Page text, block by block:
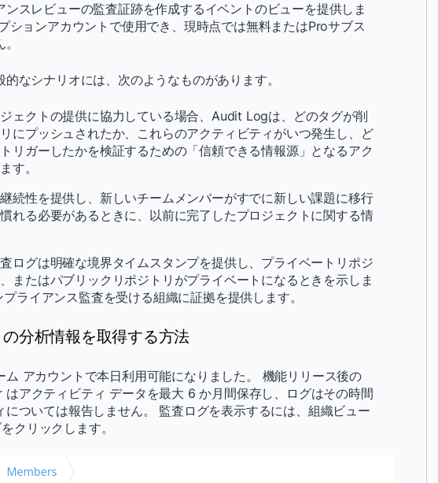
スレビューの監査証跡を作成するイベントのビューを提供しま
ションアカウントで使用でき、現時点では無料またはProサブス
なシナリオには、次のようなものがあります。
ェクトの提供に協力している場合、Audit Logは、どのタグが削
にプッシュされたか、これらのアクティビティがいつ発生し、ど
リガーしたかを検証するための「信頼できる情報源」となるアク
す。
続性を提供し、新しいチームメンバーがすでに新しい課題に移行
れる必要があるときに、以前に完了したプロジェクトに関する情
ログは明確な境界タイムスタンプを提供し、プライベートリポジ
またはパブリックリポジトリがプライベートになるときを示しま
ライアンス監査を受ける組織に証拠を提供します。
分析情報を取得する方法
アカウントで本日利用可能になりました。 機能リリース後の
アクティビティ データを最大 6 か月間保存し、ログはその時間
ついては報告しません。 監査ログを表示するには、組織ビュー
クリックします。